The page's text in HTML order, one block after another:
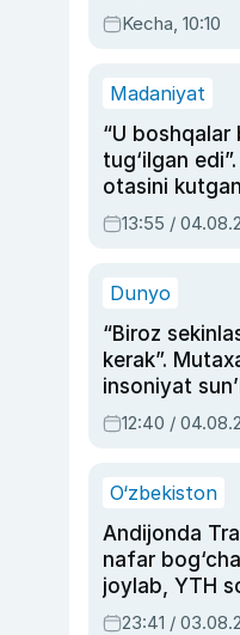
hukmi o‘qildi
Kecha, 10:10
Madaniyat
“U boshqalar
tug‘ilgan
otasini
dublyaj ustasi
Ahmedovaning
13:55 /
Dunyo
“Biroz
kerak”.
insoniyat
intellektni
olmay
12:40 /
O‘zbekiston
Andijonda
nafar
joylab, YTH
ayolga sud
23:41 /